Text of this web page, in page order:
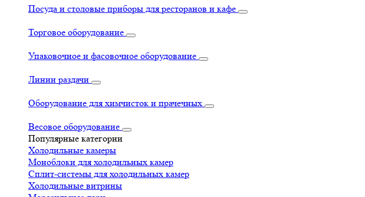
Посуда и столовые приборы для ресторанов и кафе
Торговое оборудование
Упаковочное и фасовочное оборудование
Линии раздачи
Оборудование для химчисток и прачечных
Весовое оборудование
Популярные категории
Холодильные камеры
Моноблоки для холодильных камер
Сплит-системы для холодильных камер
Холодильные витрины